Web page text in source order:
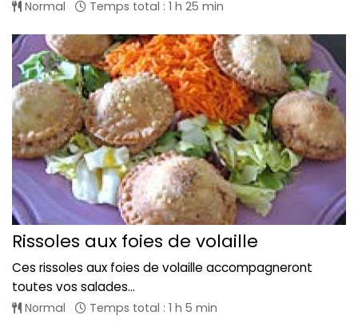
Normal Temps total : 1 h 25 min
Rissoles aux foies de volaille
Ces rissoles aux foies de volaille accompagneront
toutes vos salades...
Normal Temps total : 1 h 5 min